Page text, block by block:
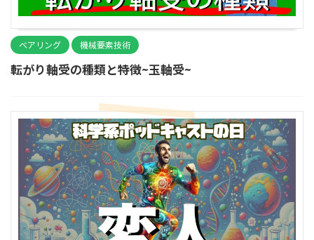
ベアリング 機械要素技術
転がり軸受の種類と特徴~玉軸受~